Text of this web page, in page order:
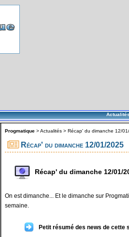
Progmatique >Actualités > Récap' du dimanche 12/
Récap' du dimanche 12/01/2025
Récap' du dimanche 12/01/
On est dimanche... Et le dimanche sur
semaine.
Petit résumé des news de cette